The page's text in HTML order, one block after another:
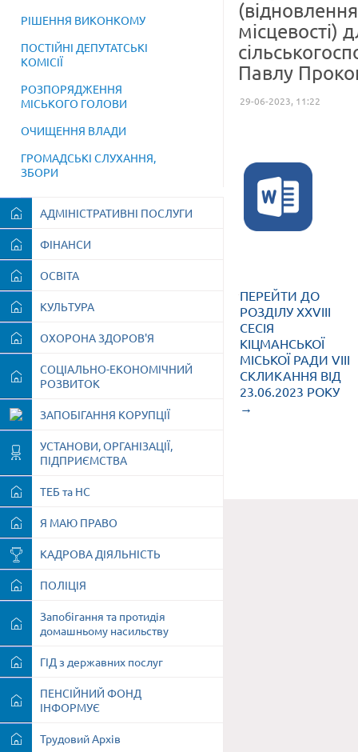
РІШЕННЯ ВИКОНКОМУ
ПОСТІЙНІ ДЕПУТАТСЬКІ
КОМІСІЇ
РОЗПОРЯДЖЕННЯ
МІСЬКОГО ГОЛОВИ
ОЧИЩЕННЯ ВЛАДИ
ГРОМАДСЬКІ СЛУХАННЯ,
ЗБОРИ
АДМІНІСТРАТИВНІ ПОСЛУГИ
ФІНАНСИ
ОСВІТА
КУЛЬТУРА
ОХОРОНА ЗДОРОВ'Я
СОЦІАЛЬНО-ЕКОНОМІЧНИЙ
РОЗВИТОК
ЗАПОБІГАННЯ КОРУПЦІЇ
УСТАНОВИ, ОРГАНІЗАЦІЇ,
ПІДПРИЄМСТВА
ТЕБ та НС
Я МАЮ ПРАВО
КАДРОВА ДІЯЛЬНІСТЬ
ПОЛІЦІЯ
Запобігання та протидія
домашньому насильству
ГІД з державних послуг
ПЕНСІЙНИЙ ФОНД
ІНФОРМУЄ
Трудовий Архів
місцевості)
Павлу
29-06-2023, 11:22
ПЕРЕЙТИ ДО
РОЗДІЛУ XXVIII
СЕСІЯ
КІЦМАНСЬКОЇ
МІСЬКОЇ РАДИ VIII
СКЛИКАННЯ ВІД
23.06.2023 РОКУ
→